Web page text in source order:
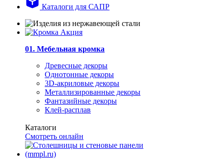
Каталоги для САПР
01. Мебельная кромка
Древесные декоры
Однотонные декоры
3D-акриловые декоры
Металлизированные декоры
Фантазийные декоры
Клей-расплав
Каталоги
Смотреть онлайн